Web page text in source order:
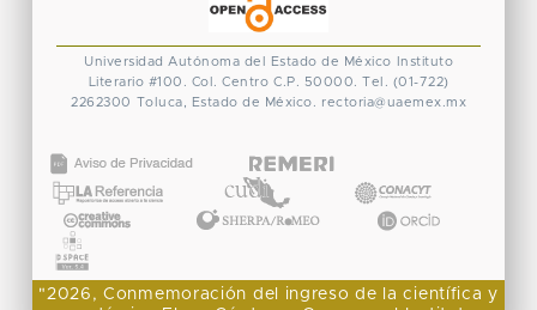
Universidad Autónoma del Estado de México
Instituto
Literario #100. Col. Centro C.P. 50000. Tel. (01-722)
2262300 Toluca, Estado de México. rectoria@uaemex.mx
"2026, Conmemoración del ingreso de la científica y